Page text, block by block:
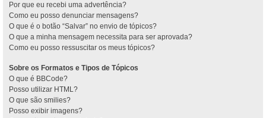
Por que eu recebi uma advertência?
Como eu posso denunciar mensagens?
O que é o botão “Salvar” no envio de tópicos?
O que a minha mensagem necessita para ser aprovada?
Como eu posso ressuscitar os meus tópicos?
Sobre os Formatos e Tipos de Tópicos
O que é BBCode?
Posso utilizar HTML?
O que são smilies?
Posso exibir imagens?